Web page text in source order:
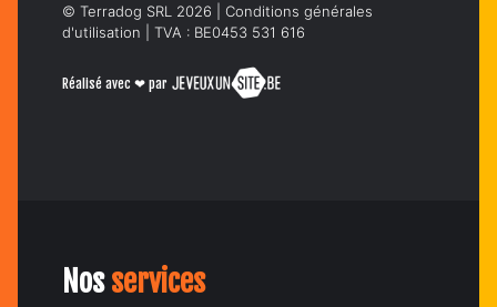
© Terradog SRL 2026 | Conditions générales
d'utilisation | TVA : BE0453 531 616
Réalisé avec ❤ par
Nosservices